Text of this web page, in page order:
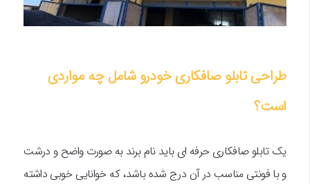
طراحی تابلو صافکاری خودرو شامل چه مواردی
است؟
یک تابلو صافکاری حرفه ای باید نام برند به صورت واضح و درشت
و با فونتی مناسب در آن درج شده باشد، که خوانایی خوبی داشته